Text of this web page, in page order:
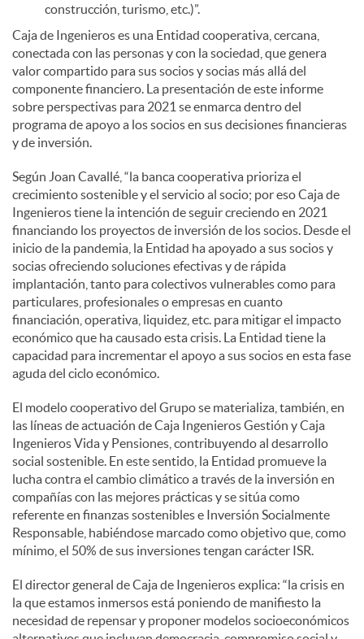
construcción, turismo, etc.)”.
Caja de Ingenieros es una Entidad cooperativa, cercana,
conectada con las personas y con la sociedad, que genera
valor compartido para sus socios y socias más allá del
componente financiero. La presentación de este informe
sobre perspectivas para 2021 se enmarca dentro del
programa de apoyo a los socios en sus decisiones financieras
y de inversión.
Según Joan Cavallé, “la banca cooperativa prioriza el
crecimiento sostenible y el servicio al socio; por eso Caja de
Ingenieros tiene la intención de seguir creciendo en 2021
financiando los proyectos de inversión de los socios. Desde el
inicio de la pandemia, la Entidad ha apoyado a sus socios y
socias ofreciendo soluciones efectivas y de rápida
implantación, tanto para colectivos vulnerables como para
particulares, profesionales o empresas en cuanto
financiación, operativa, liquidez, etc. para mitigar el impacto
económico que ha causado esta crisis. La Entidad tiene la
capacidad para incrementar el apoyo a sus socios en esta fase
aguda del ciclo económico.
El modelo cooperativo del Grupo se materializa, también, en
las líneas de actuación de Caja Ingenieros Gestión y Caja
Ingenieros Vida y Pensiones, contribuyendo al desarrollo
social sostenible. En este sentido, la Entidad promueve la
lucha contra el cambio climático a través de la inversión en
compañías con las mejores prácticas y se sitúa como
referente en finanzas sostenibles e Inversión Socialmente
Responsable, habiéndose marcado como objetivo que, como
mínimo, el 50% de sus inversiones tengan carácter ISR.
El director general de Caja de Ingenieros explica: “la crisis en
la que estamos inmersos está poniendo de manifiesto la
necesidad de repensar y proponer modelos socioeconómicos